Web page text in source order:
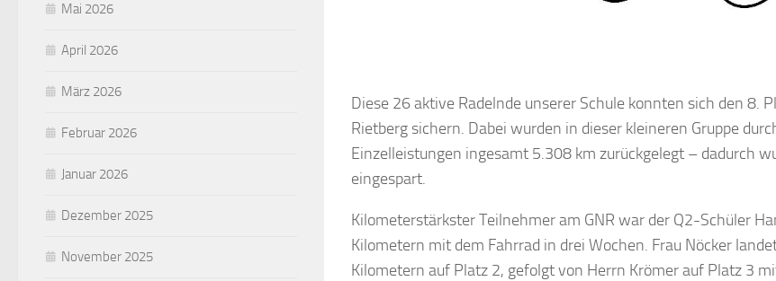
Diese 26 aktive Radelnde unserer Schule konnten sich den 8.
Rietberg sichern. Dabei wurden in dieser kleineren Gruppe
Einzelleistungen ingesamt 5.308 km zurückgelegt – dadurch
eingespart.
Kilometerstärkster Teilnehmer am GNR war der Q2-Schüler
Kilometern mit dem Fahrrad in drei Wochen. Frau Nöcker
Kilometern auf Platz 2, gefolgt von Herrn Krömer auf Platz 3
Mai 2026
April 2026
März 2026
Februar 2026
Januar 2026
Dezember 2025
November 2025